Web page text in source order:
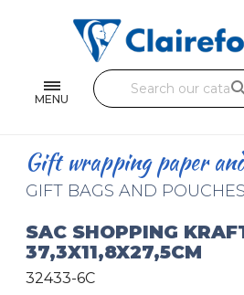
MENU
Single and double sheets
Fine arts
Handicraft
Pencil cases & Leather goods
Gift wrapping paper
GIFT BAGS AND POUCHES
SAC SHOPPING
37,3X11,8X27,5CM
32433-6C